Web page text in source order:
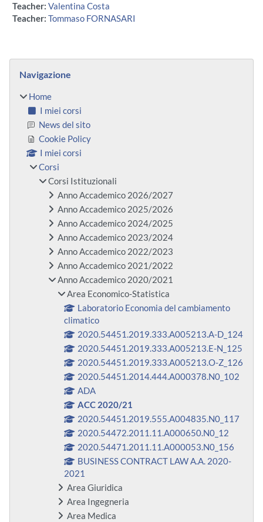
Teacher: Valentina Costa
Teacher: Tommaso FORNASARI
Blocchi
Navigazione
Home
I miei corsi
News del sito
Cookie Policy
I miei corsi
Corsi
Corsi Istituzionali
Anno Accademico 2026/2027
Anno Accademico 2025/2026
Anno Accademico 2024/2025
Anno Accademico 2023/2024
Anno Accademico 2022/2023
Anno Accademico 2021/2022
Anno Accademico 2020/2021
Area Economico-Statistica
Laboratorio Economia del cambiamento
climatico
2020.54451.2019.333.A005213.A-D_124
2020.54451.2019.333.A005213.E-N_125
2020.54451.2019.333.A005213.O-Z_126
2020.54451.2014.444.A000378.N0_102
ADA
ACC 2020/21
2020.54451.2019.555.A004835.N0_117
2020.54472.2011.11.A000650.N0_12
2020.54471.2011.11.A000053.N0_156
BUSINESS CONTRACT LAW A.A. 2020-
2021
Area Giuridica
Area Ingegneria
Area Medica